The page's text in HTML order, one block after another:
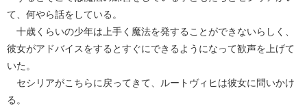
て、何やら話をしている。
十歳くらいの少年は上手く魔法を発することができないらしく、
彼女がアドバイスをするとすぐにできるようになって歓声を上げて
いた。
セシリアがこちらに戻ってきて、ルートヴィヒは彼女に問いかけ
る。